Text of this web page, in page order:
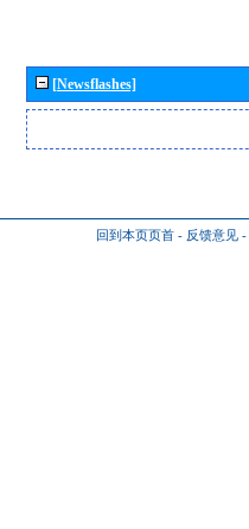
[Newsflashes]
回到本页页首 - 反馈意见 -